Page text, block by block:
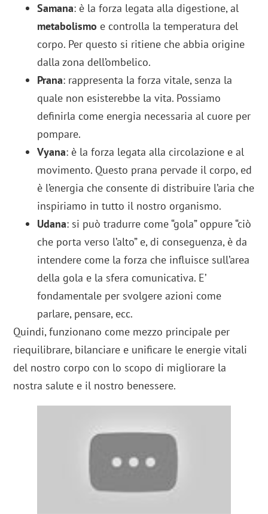
Samana: è la forza legata alla digestione, al
metabolismo e controlla la temperatura del
corpo. Per questo si ritiene che abbia origine
dalla zona dell’ombelico.
Prana: rappresenta la forza vitale, senza la
quale non esisterebbe la vita. Possiamo
definirla come energia necessaria al cuore per
pompare.
Vyana: è la forza legata alla circolazione e al
movimento. Questo prana pervade il corpo, ed
è l’energia che consente di distribuire l’aria che
inspiriamo in tutto il nostro organismo.
Udana: si può tradurre come “gola” oppure “ciò
che porta verso l’alto” e, di conseguenza, è da
intendere come la forza che influisce sull’area
della gola e la sfera comunicativa. E’
fondamentale per svolgere azioni come
parlare, pensare, ecc.
Quindi, funzionano come mezzo principale per
riequilibrare, bilanciare e unificare le energie vitali
del nostro corpo con lo scopo di migliorare la
nostra salute e il nostro benessere.